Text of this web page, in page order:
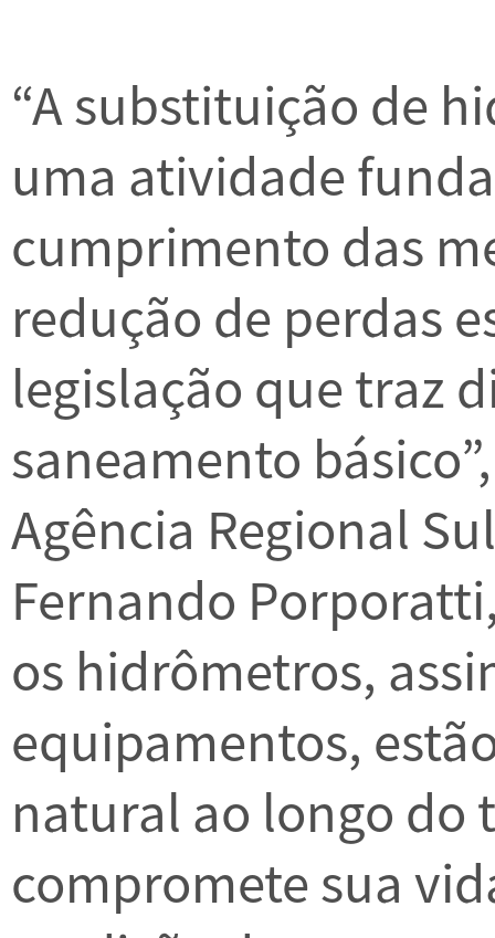
“A substituição de
uma atividade
cumprimento das
redução de perdas
legislação que traz
saneamento
Agência Regional
Fernando
os hidrômetros,
equipamentos,
natural ao longo do
compromete sua